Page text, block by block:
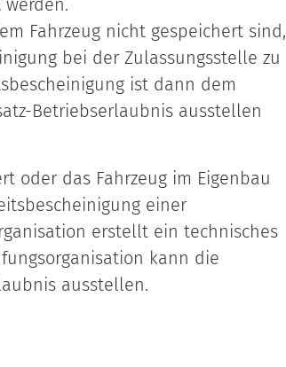
Fahrzeug nicht gespeichert sind,
bei der Zulassungsstelle zu
ist dann dem
Betriebserlaubnis ausstellen
oder das Fahrzeug im Eigenbau
einer
erstellt ein technisches
kann die
ausstellen.